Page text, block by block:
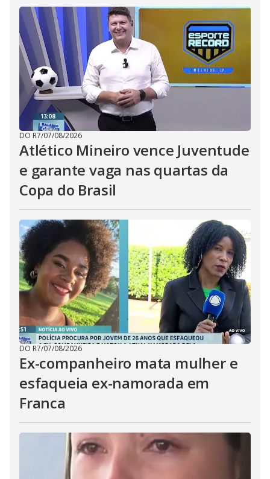
DO R7/07/08/2026
Atlético Mineiro vence Juventude
e garante vaga nas quartas da
Copa do Brasil
DO R7/07/08/2026
Ex-companheiro mata mulher e
esfaqueia ex-namorada em
Franca